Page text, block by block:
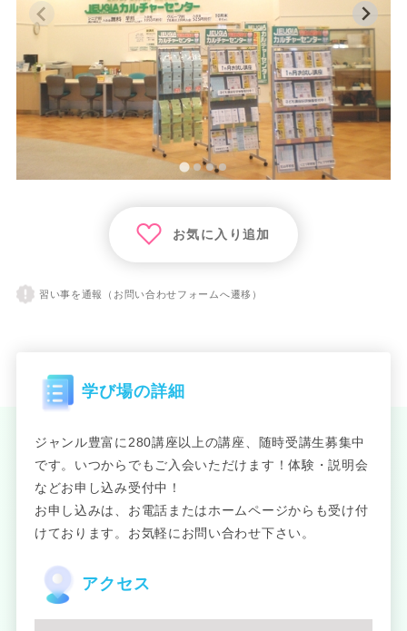
お気に入り追加
習い事を通報（お問い合わせフォームへ遷移）
学び場の詳細
ジャンル豊富に280講座以上の講座、随時受講生募集中
です。いつからでもご入会いただけます！体験・説明会
などお申し込み受付中！
お申し込みは、お電話またはホームページからも受け付
けております。お気軽にお問い合わせ下さい。
アクセス